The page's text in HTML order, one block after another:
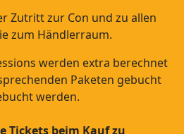
Zutritt zur Con und zu allen
zum Händlerraum.
werden extra berechnet
Paketen gebucht
werden.
Tickets beim Kauf zu